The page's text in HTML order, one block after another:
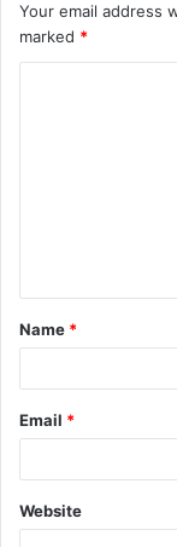
Your email address
marked *
t
*
Name *
Email *
Website